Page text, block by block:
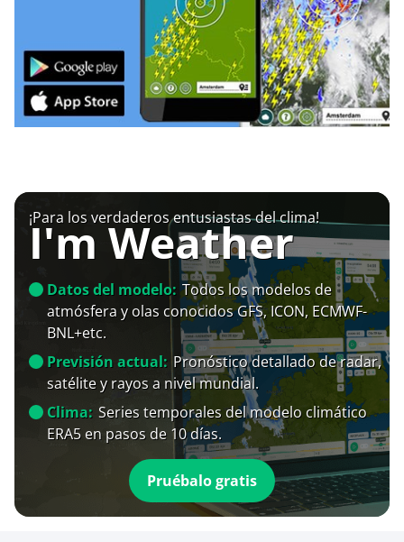
¡Para los verdaderos entusiastas del clima!
I'm Weather
Datos del modelo: Todos los modelos de
atmósfera y olas conocidos GFS, ICON, ECMWF-
BNL+etc.
Previsión actual: Pronóstico detallado de radar,
satélite y rayos a nivel mundial.
Clima: Series temporales del modelo climático
ERA5 en pasos de 10 días.
Pruébalo gratis